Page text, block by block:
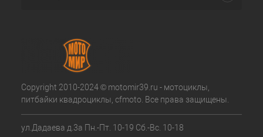
Copyright 2010-2024 © motomir39.ru - мотоциклы,
питбайки квадроциклы, cfmoto. Все права защищены.
ул.Дадаева д.3а Пн.-Пт. 10-19 Сб.-Вс. 10-18